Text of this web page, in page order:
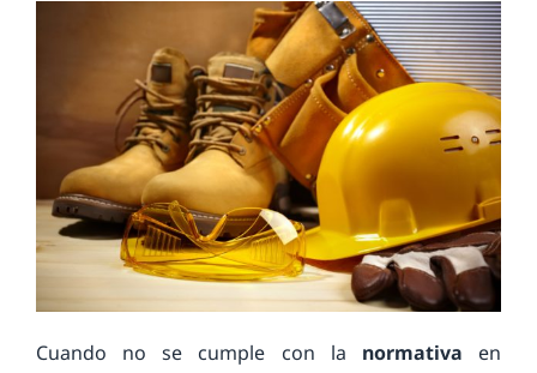
Cuando no se cumple con la normativa en